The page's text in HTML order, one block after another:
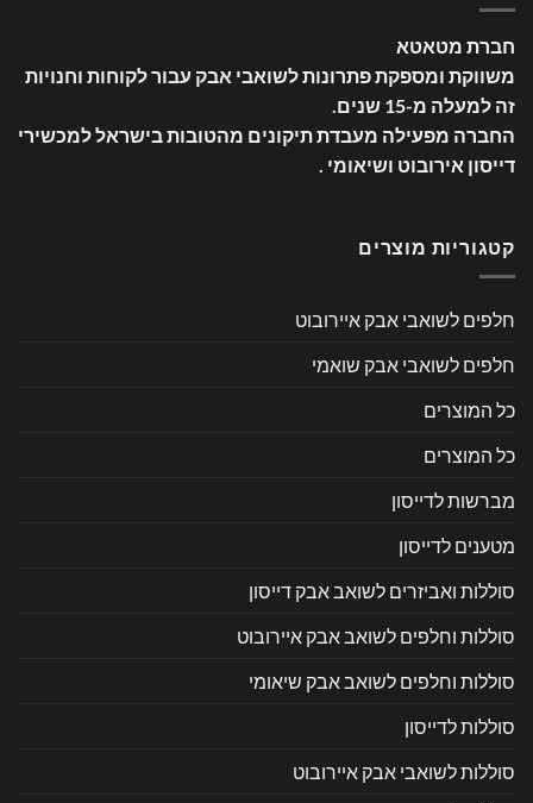
חברת מטאטא
משווקת ומספקת פתרונות לשואבי אבק עבור לקוחות וחנויות
זה למעלה מ-15 שנים
החברה מפעילה מעבדת תיקונים מהטובות בישראל למכשירי
דייסון אירובוט ושיאומי .
קטגוריות מוצרים
חלפים לשואבי אבק איירובוט
חלפים לשואבי אבק שואמי
כל המוצרים
כל המוצרים
מברשות לדייסון
מטענים לדייסון
סוללות ואביזרים לשואב אבק דייסון
סוללות וחלפים לשואב אבק איירובוט
סוללות וחלפים לשואב אבק שיאומי
סוללות לדייסון
סוללות לשואבי אבק איירובוט